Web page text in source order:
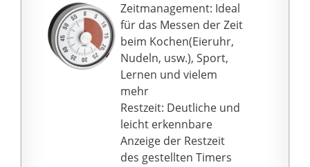
Zeitmanagement: Ideal
für das Messen der Zeit
beim Kochen(Eieruhr,
Nudeln, usw.), Sport,
Lernen und vielem
mehr
Restzeit: Deutliche und
leicht erkennbare
Anzeige der Restzeit
des gestellten Timers